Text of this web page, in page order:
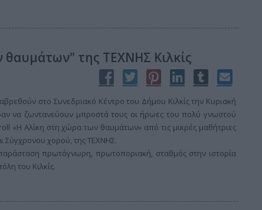
της ΤΕΧΝΗΣ Κιλκίς
στο Συνεδριακό Κέντρο του Δήμου Κιλκίς την Κυριακή
να ζωντανεύουν μπροστά τους οι ήρωες του πολύ γνωστού
«Η Αλίκη στη χώρα των θαυμάτων» από τις μικρές μαθήτριες
χορού, της ΤΕΧΝΗΣ.
πρωτόγνωρη, πρωτοποριακή, σταθμός στην ιστορία
του Κιλκίς.